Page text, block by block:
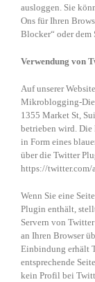
ausloggen. Sie
Ons für Ihren
Blocker“ oder
Verwendung von
Auf unserer
Mikroblogging-
1355 Market St,
betrieben wird.
in Form eines
über die Twitter
https://twitter.com/
Wenn Sie eine
Plugin enthält,
Servern von
an Ihren Browser
Einbindung erhält
entsprechende
kein Profil bei